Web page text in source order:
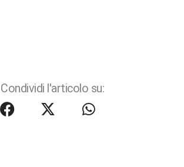
Condividi l'articolo su: